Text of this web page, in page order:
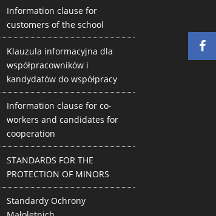
Information clause for
customers of the school
Klauzula informacyjna dla
współpracowników i
kandydatów do współpracy
Information clause for co-
workers and candidates for
cooperation
STANDARDS FOR THE
PROTECTION OF MINORS
Standardy Ochrony